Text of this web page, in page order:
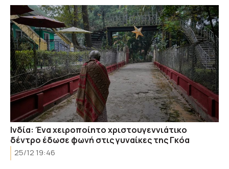
Ινδία: Ένα χειροποίητο χριστουγεννιάτικο
δέντρο έδωσε φωνή στις γυναίκες της Γκόα
25/12 19:46